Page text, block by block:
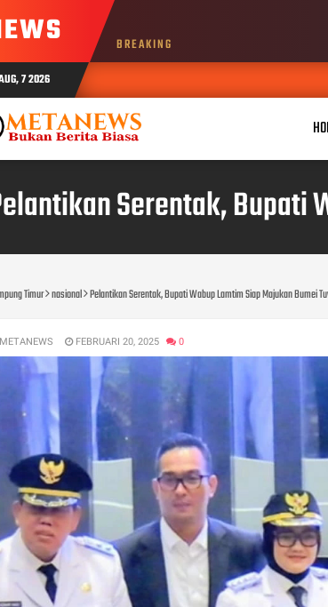
BREAKING
7 2026
Serentak, Bupati
Timur nasional Pelantikan Serentak, Bupati Wabup Lamtim Siap Majukan Bumei
METANEWS FEBRUARI 20, 2025 0